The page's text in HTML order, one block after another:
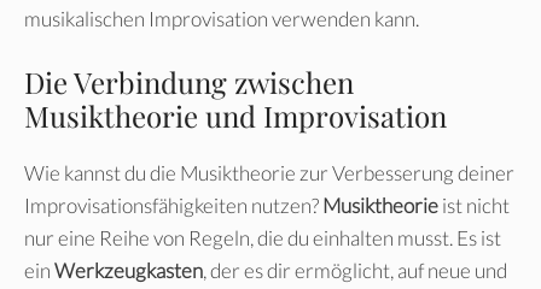
musikalischen Improvisation verwenden kann.
Die Verbindung zwischen
Musiktheorie und Improvisation
Wie kannst du die Musiktheorie zur Verbesserung deiner
Improvisationsfähigkeiten nutzen?Musiktheorieist nicht
nur eine Reihe von Regeln, die du einhalten musst. Es ist
einWerkzeugkasten, der es dir ermöglicht, auf neue und